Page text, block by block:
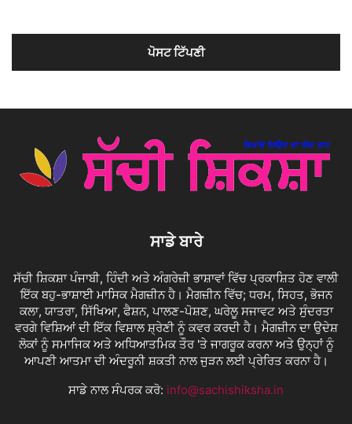
ਸਾਡੇ ਬਾਰੇ
ਸੱਚੀ ਸ਼ਿਕਸ਼ਾ ਪੰਜਾਬੀ, ਹਿੰਦੀ ਅਤੇ ਅੰਗਰੇਜ਼ੀ ਭਾਸ਼ਾਵਾਂ ਵਿੱਚ ਪ੍ਰਕਾਸ਼ਿਤ ਹੋਣ ਵਾਲੀ
ਇੱਕ ਬਹੁ-ਭਾਸ਼ਾਈ ਮਾਸਿਕ ਮੈਗਜ਼ੀਨ ਹੈ। ਮੈਗਜ਼ੀਨ ਵਿੱਚ; ਧਰਮ, ਸਿਹਤ, ਭੋਜਨ
ਕਲਾ, ਯਾਤਰਾ, ਸਿੱਖਿਆ, ਫੈਸ਼ਨ, ਪਾਲਣ-ਪੋਸ਼ਣ, ਘਰੇਲੂ ਸਜਾਵਟ ਅਤੇ ਸੁੰਦਰਤਾ
ਵਰਗੇ ਵਿਸ਼ਿਆਂ ਦੀ ਇੱਕ ਵਿਸ਼ਾਲ ਸ਼੍ਰੇਣੀ ਨੂੰ ਕਵਰ ਕਰਦੀ ਹੈ। ਮੈਗਜ਼ੀਨ ਦਾ ਉਦੇਸ਼
ਲੋਕਾਂ ਨੂੰ ਸਮਾਜਿਕ ਅਤੇ ਅਧਿਆਤਮਿਕ ਤੌਰ 'ਤੇ ਜਾਗਰੂਕ ਕਰਨਾ ਅਤੇ ਉਨ੍ਹਾਂ ਨੂੰ
ਆਪਣੀ ਆਤਮਾ ਦੀ ਅੰਦਰੂਨੀ ਸ਼ਕਤੀ ਨਾਲ ਜੁੜਨ ਲਈ ਪ੍ਰੇਰਿਤ ਕਰਨਾ ਹੈ।
ਸਾਡੇ ਨਾਲ ਸੰਪਰਕ ਕਰੋ: info@sachishiksha.in